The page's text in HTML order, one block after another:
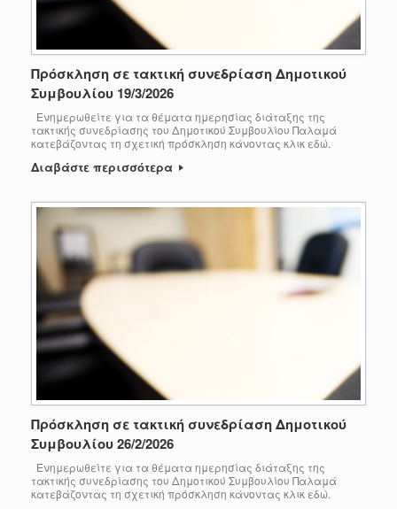
Πρόσκληση σε τακτική συνεδρίαση Δημοτικού
Συμβουλίου 19/3/2026
Ενημερωθείτε για τα θέματα ημερησίας διάταξης της
τακτικής συνεδρίασης του Δημοτικού Συμβουλίου Παλαμά
κατεβάζοντας τη σχετική πρόσκληση κάνοντας κλικ εδώ.
Διαβάστε περισσότερα
Πρόσκληση σε τακτική συνεδρίαση Δημοτικού
Συμβουλίου 26/2/2026
Ενημερωθείτε για τα θέματα ημερησίας διάταξης της
τακτικής συνεδρίασης του Δημοτικού Συμβουλίου Παλαμά
κατεβάζοντας τη σχετική πρόσκληση κάνοντας κλικ εδώ.